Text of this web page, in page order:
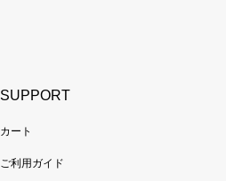
SUPPORT
カート
ご利用ガイド